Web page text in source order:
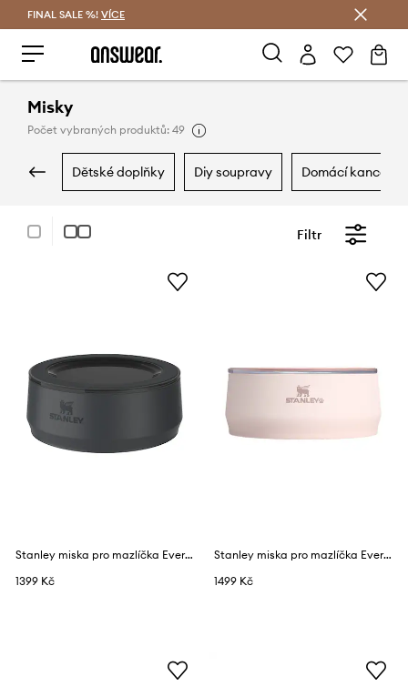
FINAL SALE %! VÍCE
Misky
Počet vybraných produktů: 49
dětské doplňky diy soupravy domácí kancelář
Filtr
Stanley miska pro mazlíčka Everyday Petbowl
1399 Kč
Stanley miska pro mazlíčka Everyday Petbowl
1499 Kč